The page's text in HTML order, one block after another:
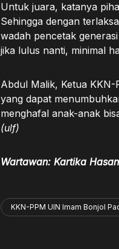
Untuk juara, katanya
Sehingga dengan
wadah pencetak
jika lulus nanti, minimal
Abdul Malik, Ketua
yang dapat
menghafal anak-anak
(ulf)
Wartawan: Kartika
KKN-PPM UIN Imam Bonjol